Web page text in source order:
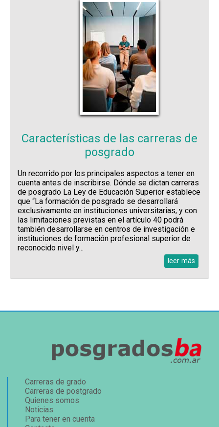
Características de las carreras de
posgrado
Un recorrido por los principales aspectos a tener en
cuenta antes de inscribirse. Dónde se dictan carreras
de posgrado La Ley de Educación Superior establece
que “La formación de posgrado se desarrollará
exclusivamente en instituciones universitarias, y con
las limitaciones previstas en el artículo 40 podrá
también desarrollarse en centros de investigación e
instituciones de formación profesional superior de
reconocido nivel y...
leer más
Carreras de grado
Carreras de postgrado
Quienes somos
Noticias
Para tener en cuenta